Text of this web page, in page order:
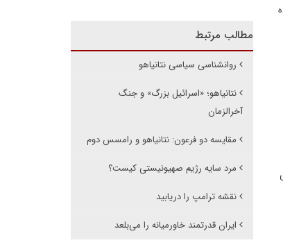
مطالب مرتبط
روانشناسی سیاسی نتانیاهو
نتانیاهو؛ «اسرائیل بزرگ» و جنگ
آخرالزمان
مقایسه دو فرعون: نتانیاهو و رامسس دوم
مرد سایه رژیم صهیونیستی کیست؟
نقشه ترامپ را دریابید
ایران قدرتمند خاورمیانه را می‌بلعد